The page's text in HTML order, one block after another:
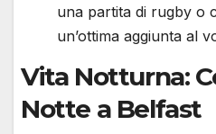
una partita di rugby o
un’ottima aggiunta al
Vita Notturna:
Notte a Belfast